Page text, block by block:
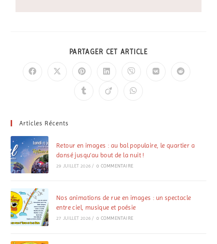
PARTAGER CET ARTICLE
Articles Récents
Retour en images : au bal populaire, le quartier a
dansé jusqu’au bout de la nuit !
29 JUILLET 2026 / 0 COMMENTAIRE
Nos animations de rue en images : un spectacle
entre ciel, musique et poésie
27 JUILLET 2026 / 0 COMMENTAIRE